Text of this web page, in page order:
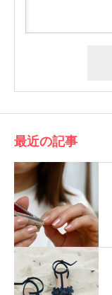
最近の記事